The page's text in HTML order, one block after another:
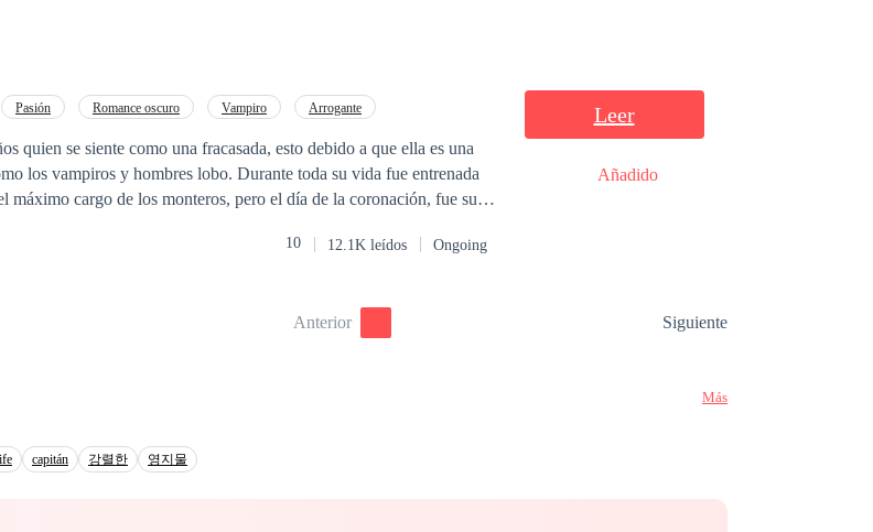
Pasión Romance oscuro Vampiro Arrogante
quien se siente como una fracasada, esto debido a que ella es una
los vampiros y hombres lobo. Durante toda su vida fue entrenada
máximo cargo de los monteros, pero el día de la coronación, fue su
enamorada, Viviana decide escapar del clan de los monteros para
debe descubrir qué ser sobrenatural lo asesinó y cobrar venganza
10 12.1K leídos Ongoing
Leer
Añadido
Anterior Siguiente
Más
capitán 강렬한 영지물